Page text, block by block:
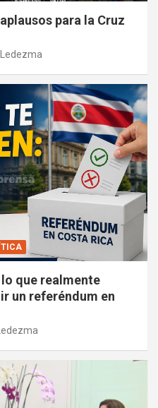
para la Cruz
que realmente
un referéndum en